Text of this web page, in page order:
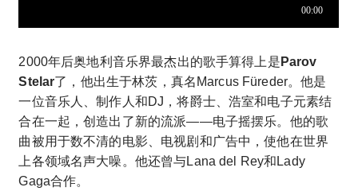
2000年后奥地利音乐界最杰出的歌手算得上是 Parov
Stelar了，他出生于林茨，真名Marcus Füreder。他是
一位音乐人、制作人和DJ，将爵士、浩室和电子元素结
合在一起，创造出了新的流派——电子摇摆乐。他的歌
曲被用于数不清的电影、电视剧和广告中，使他在世界
上各领域名声大噪。他还曾与Lana del Rey和Lady
Gaga合作。